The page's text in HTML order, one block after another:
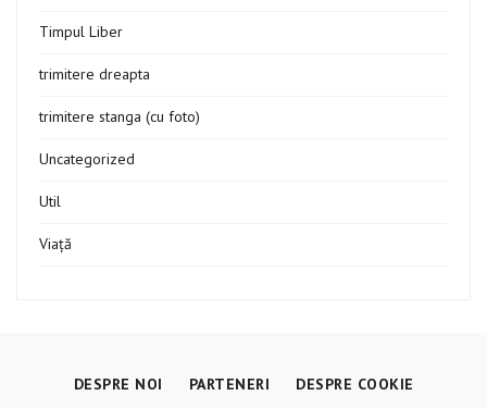
Timpul Liber
trimitere dreapta
trimitere stanga (cu foto)
Uncategorized
Util
Viață
DESPRE NOI PARTENERI DESPRE COOKIE